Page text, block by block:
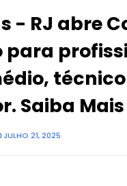
- RJ abre
para
Saiba Mais
JULHO 21, 2025